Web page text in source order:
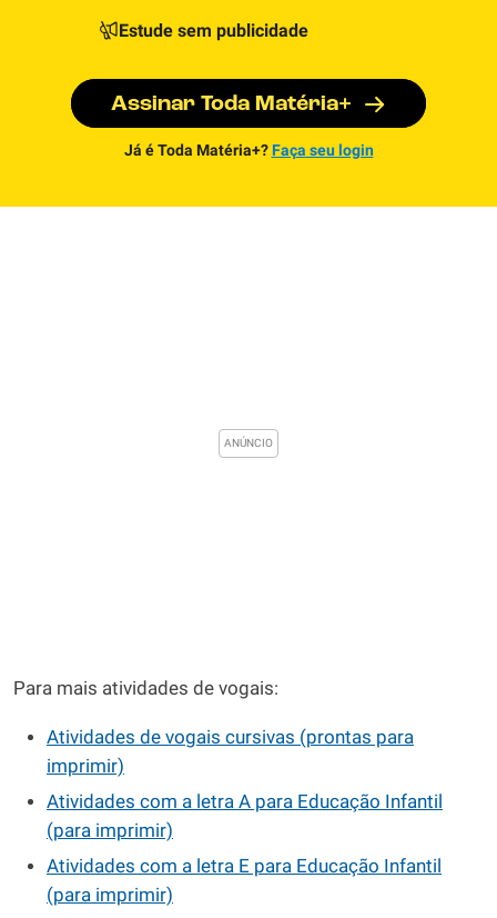
Estude sem publicidade
Assinar Toda Matéria+
Já é Toda Matéria+? Faça seu login
Para mais atividades de vogais:
Atividades de vogais cursivas (prontas para
imprimir)
Atividades com a letra A para Educação Infantil
(para imprimir)
Atividades com a letra E para Educação Infantil
(para imprimir)